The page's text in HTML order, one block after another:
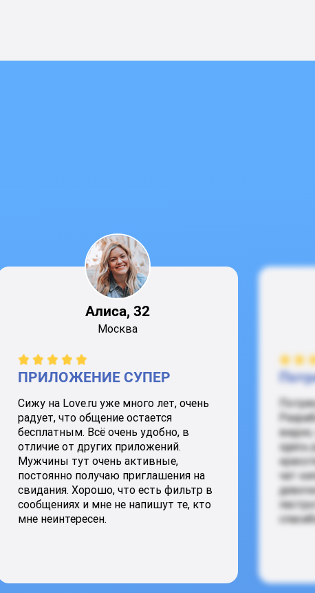
Алиса, 32
Москва
ПРИЛОЖЕНИЕ СУПЕР
Сижу на Love.ru уже много лет, очень
радует, что общение остается
бесплатным. Всё очень удобно, в
отличие от других приложений.
Мужчины тут очень активные,
постоянно получаю приглашения на
свидания. Хорошо, что есть фильтр в
сообщениях и мне не напишут те, кто
мне неинтересен.
здесь
чат